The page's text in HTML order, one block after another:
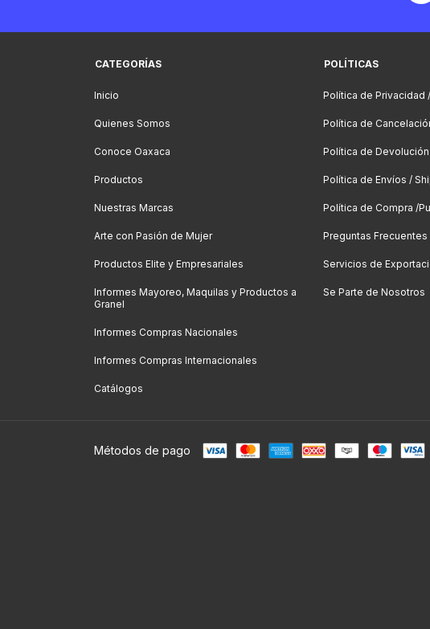
CATEGORÍAS
Inicio
Quienes Somos
Conoce Oaxaca
Productos
Nuestras Marcas
Arte con Pasión de Mujer
Productos Elite y Empresariales
Informes Mayoreo, Maquilas y Productos a
Granel
Informes Compras Nacionales
Informes Compras Internacionales
Catálogos
POLÍTICAS
Política de Privacidad
Política de
Política de Devolución
Política de Envíos /
Política de Compra /
Preguntas Frecuentes
Servicios de
Se Parte de Nosotros
Métodos de pago